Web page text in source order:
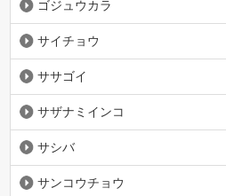
ゴジュウカラ
サイチョウ
ササゴイ
サザナミインコ
サシバ
サンコウチョウ